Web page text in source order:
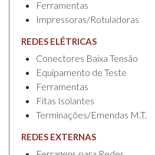
Ferramentas
Impressoras/Rotuladoras
REDES ELÉTRICAS
Conectores Baixa Tensão
Equipamento de Teste
Ferramentas
Fitas Isolantes
Terminações/Emendas M.T.
REDES EXTERNAS